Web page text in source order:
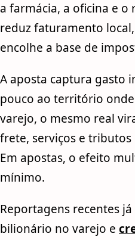
a farmácia, a oficina e
reduz faturamento
encolhe a base de
A aposta captura gasto
pouco ao território
varejo, o mesmo real
frete, serviços e
Em apostas, o efeito
mínimo.
Reportagens recentes
bilionário no varejo e